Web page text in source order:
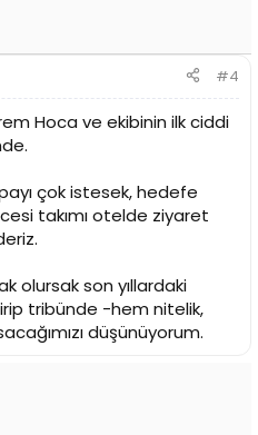
#4
Hoca ve ekibinin ilk ciddi
çok istesek, hedefe
takımı otelde ziyaret
olursak son yıllardaki
tribünde -hem nitelik,
düşünüyorum.